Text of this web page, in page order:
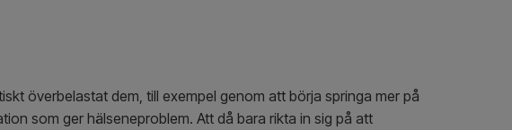
överbelastat dem, till exempel genom att börja springa mer på
som ger hälseneproblem. Att då bara rikta in sig på att